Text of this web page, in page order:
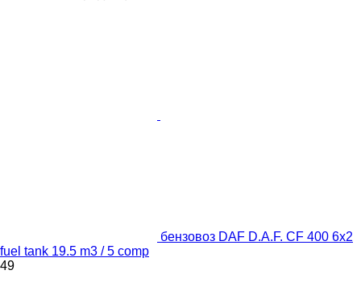
бензовоз DAF D.A.F. CF 400 6x2
fuel tank 19.5 m3 / 5 comp
49